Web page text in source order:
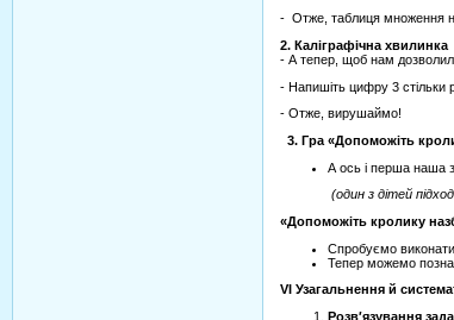
- Отже, таблиця множення
2. Каліграфічна хвилинка
- А тепер, щоб нам
- Напишіть цифру 3 стільки
- Отже, вирушаймо!
3. Гра «Допоможіть
А ось і перша наша
(один з дітей
«Допоможіть кролику
Спробуємо виконати
Тепер можемо
VI Узагальнення й
Розв′язування